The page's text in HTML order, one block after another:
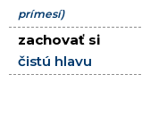
prímesí)
zachovať si
čistú hlavu